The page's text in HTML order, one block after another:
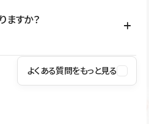
に更新作業を進めやすくなりま
スを安全に利用できるよう、通信
ス管理、脆弱性対策など、複数の観
対応しており、悪質なスクリプトの
ますか？
ルプセンターでご確認いただけま
よくある質問をもっと見る